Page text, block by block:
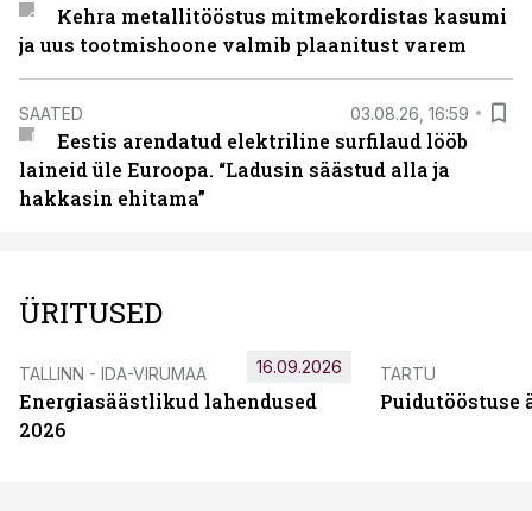
Kehra metallitööstus mitmekordistas kasumi
ja uus tootmishoone valmib plaanitust varem
SAATED 03.08.26, 16:59
Eestis arendatud elektriline surfilaud lööb
laineid üle Euroopa. “Ladusin säästud alla ja
hakkasin ehitama”
ÜRITUSED
TALLINN - IDA-VIRUMAA
Energiasäästlikud lahendused
2026
16.09.2026 TARTU
Puidutööstuse